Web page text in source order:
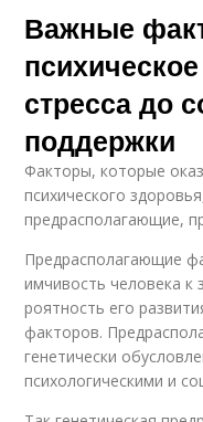
Важные
стресса до
поддержки
Факторы, которые
психического
предрасполагающие,
Предрасполагающие
имчивость человека
роятность его
факторов.
генетически
психологическими и